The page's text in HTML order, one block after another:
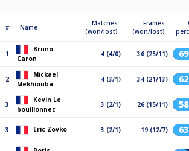
# Name
Matches
(won/lost)
Frames
(won/lost)
1
Bruno
Caron
4 (4/0) 36 (25/11)
2
Mickael
Mekhiouba
4 (3/1) 34 (21/13)
3
Kevin Le
bouillonnec
3 (2/1) 26 (15/11)
3 Eric Zovko 3 (2/1) 19 (12/7)